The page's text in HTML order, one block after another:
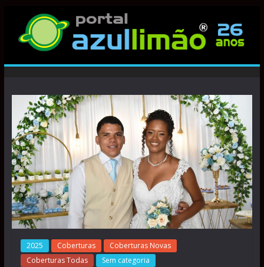
2025 Coberturas
Coberturas Novas
Coberturas Todas
Sem categoria